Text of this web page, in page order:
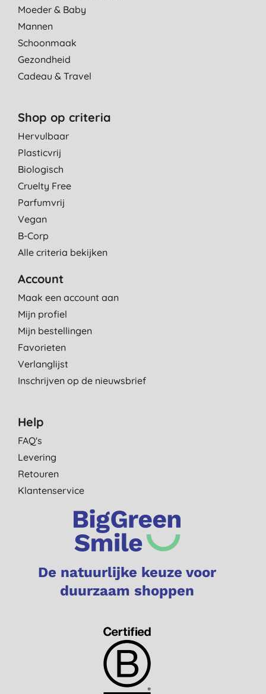
Moeder & Baby
Mannen
Schoonmaak
Gezondheid
Cadeau & Travel
Shop op criteria
Hervulbaar
Plasticvrij
Biologisch
Cruelty Free
Parfumvrij
Vegan
B-Corp
Alle criteria bekijken
Account
Maak een account aan
Mijn profiel
Mijn bestellingen
Favorieten
Verlanglijst
Inschrijven op de nieuwsbrief
Help
FAQ's
Levering
Retouren
Klantenservice
De natuurlijke keuze voor
duurzaam shoppen